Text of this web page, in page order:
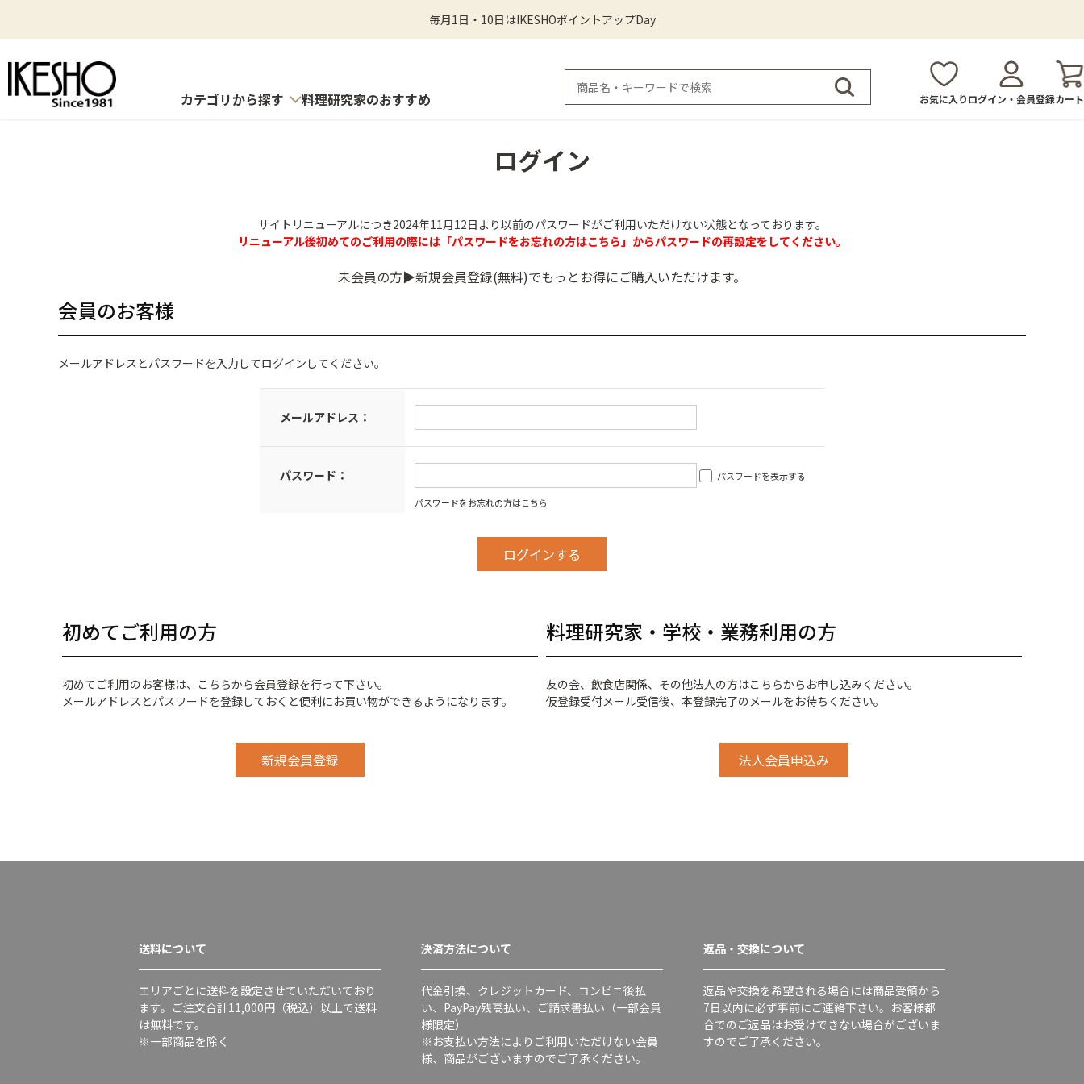
毎月1日・10日はIKESHOポイントアップDay
カテゴリから探す 料理研究家のおすすめ お気に入りログイン・会員登録カート
ログイン
サイトリニューアルにつき2024年11月12日より以前のパスワードがご利用いただけない状態となっております。
リニューアル後初めてのご利用の際には「パスワードをお忘れの方はこちら」からパスワードの再設定をしてください。
未会員の方▶新規会員登録(無料)でもっとお得にご購入いただけます。
会員のお客様
メールアドレスとパスワードを入力してログインしてください。
メールアドレス：
パスワード： パスワードを表示する
パスワードをお忘れの方はこちら
初めてご利用の方
初めてご利用のお客様は、こちらから会員登録を行って下さい。
メールアドレスとパスワードを登録しておくと便利にお買い物ができるようになります。
料理研究家・学校・業務利用の方
友の会、飲食店関係、その他法人の方はこちらからお申し込みください。
仮登録受付メール受信後、本登録完了のメールをお待ちください。
送料について
エリアごとに送料を設定させていただいており
ます。ご注文合計11,000円（税込）以上で送料
は無料です。
※一部商品を除く
決済方法について
代金引換、クレジットカード、コンビニ後払
い、PayPay残高払い、ご請求書払い（一部会員
様限定）
※お支払い方法によりご利用いただけない会員
様、商品がございますのでご了承ください。
返品・交換について
返品や交換を希望される場合には商品受領から
7日以内に必ず事前にご連絡下さい。お客様都
合でのご返品はお受けできない場合がございま
すのでご了承ください。